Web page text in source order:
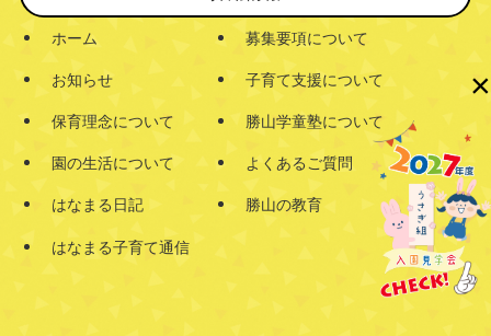
ホーム
お知らせ
保育理念について
園の生活について
はなまる日記
はなまる子育て通信
募集要項について
子育て支援について
勝山学童塾について
よくあるご質問
勝山の教育
×